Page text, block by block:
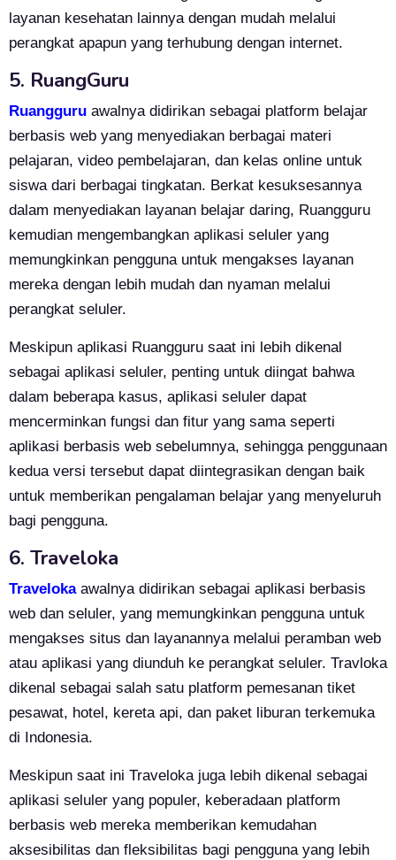
layanan kesehatan lainnya dengan mudah melalui
perangkat apapun yang terhubung dengan internet.
5. RuangGuru
Ruangguru awalnya didirikan sebagai platform belajar
berbasis web yang menyediakan berbagai materi
pelajaran, video pembelajaran, dan kelas online untuk
siswa dari berbagai tingkatan. Berkat kesuksesannya
dalam menyediakan layanan belajar daring, Ruangguru
kemudian mengembangkan aplikasi seluler yang
memungkinkan pengguna untuk mengakses layanan
mereka dengan lebih mudah dan nyaman melalui
perangkat seluler.
Meskipun aplikasi Ruangguru saat ini lebih dikenal
sebagai aplikasi seluler, penting untuk diingat bahwa
dalam beberapa kasus, aplikasi seluler dapat
mencerminkan fungsi dan fitur yang sama seperti
aplikasi berbasis web sebelumnya, sehingga penggunaan
kedua versi tersebut dapat diintegrasikan dengan baik
untuk memberikan pengalaman belajar yang menyeluruh
bagi pengguna.
6. Traveloka
Travelokaawalnya didirikan sebagai aplikasi berbasis
web dan seluler, yang memungkinkan pengguna untuk
mengakses situs dan layanannya melalui peramban web
atau aplikasi yang diunduh ke perangkat seluler. Travloka
dikenal sebagai salah satu platform pemesanan tiket
pesawat, hotel, kereta api, dan paket liburan terkemuka
di Indonesia.
Meskipun saat ini Traveloka juga lebih dikenal sebagai
aplikasi seluler yang populer, keberadaan platform
berbasis web mereka memberikan kemudahan
aksesibilitas dan fleksibilitas bagi pengguna yang lebih